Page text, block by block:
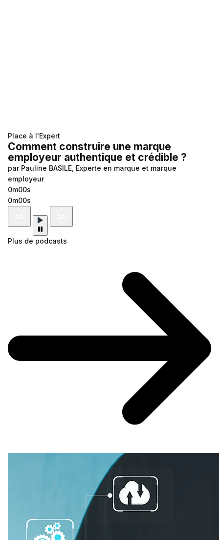
Place à l'Expert
Comment construire une marque
employeur authentique et crédible ?
par Pauline BASILE, Experte en marque et marque
employeur
0m00s
0m00s
Plus de podcasts